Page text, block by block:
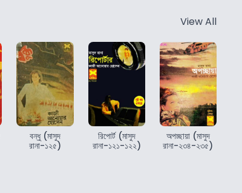
View All
বন্ধু (মাসুদ
রানা-১২৫)
রিপোর্ট (মাসুদ
রানা-১২১-১২২)
অপচ্ছায়া (মাসুদ
রানা-২৩৪-২৩৫)